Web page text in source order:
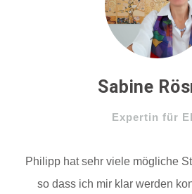
Sabine
Expertin für
Philipp hat sehr viele mögliche
so dass ich mir klar werden